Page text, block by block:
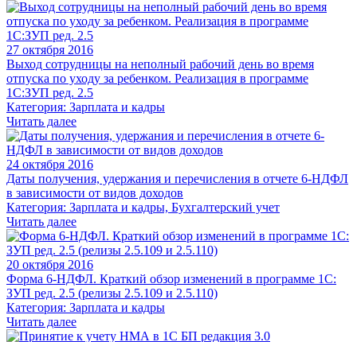
27 октября 2016
Выход сотрудницы на неполный рабочий день во время
отпуска по уходу за ребенком. Реализация в программе
1С:ЗУП ред. 2.5
Категория: Зарплата и кадры
Читать далее
24 октября 2016
Даты получения, удержания и перечисления в отчете 6-НДФЛ
в зависимости от видов доходов
Категория: Зарплата и кадры, Бухгалтерский учет
Читать далее
20 октября 2016
Форма 6-НДФЛ. Краткий обзор изменений в программе 1С:
ЗУП ред. 2.5 (релизы 2.5.109 и 2.5.110)
Категория: Зарплата и кадры
Читать далее